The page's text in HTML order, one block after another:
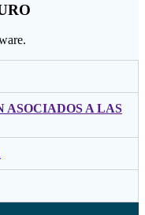
ASOCIADOS A LAS